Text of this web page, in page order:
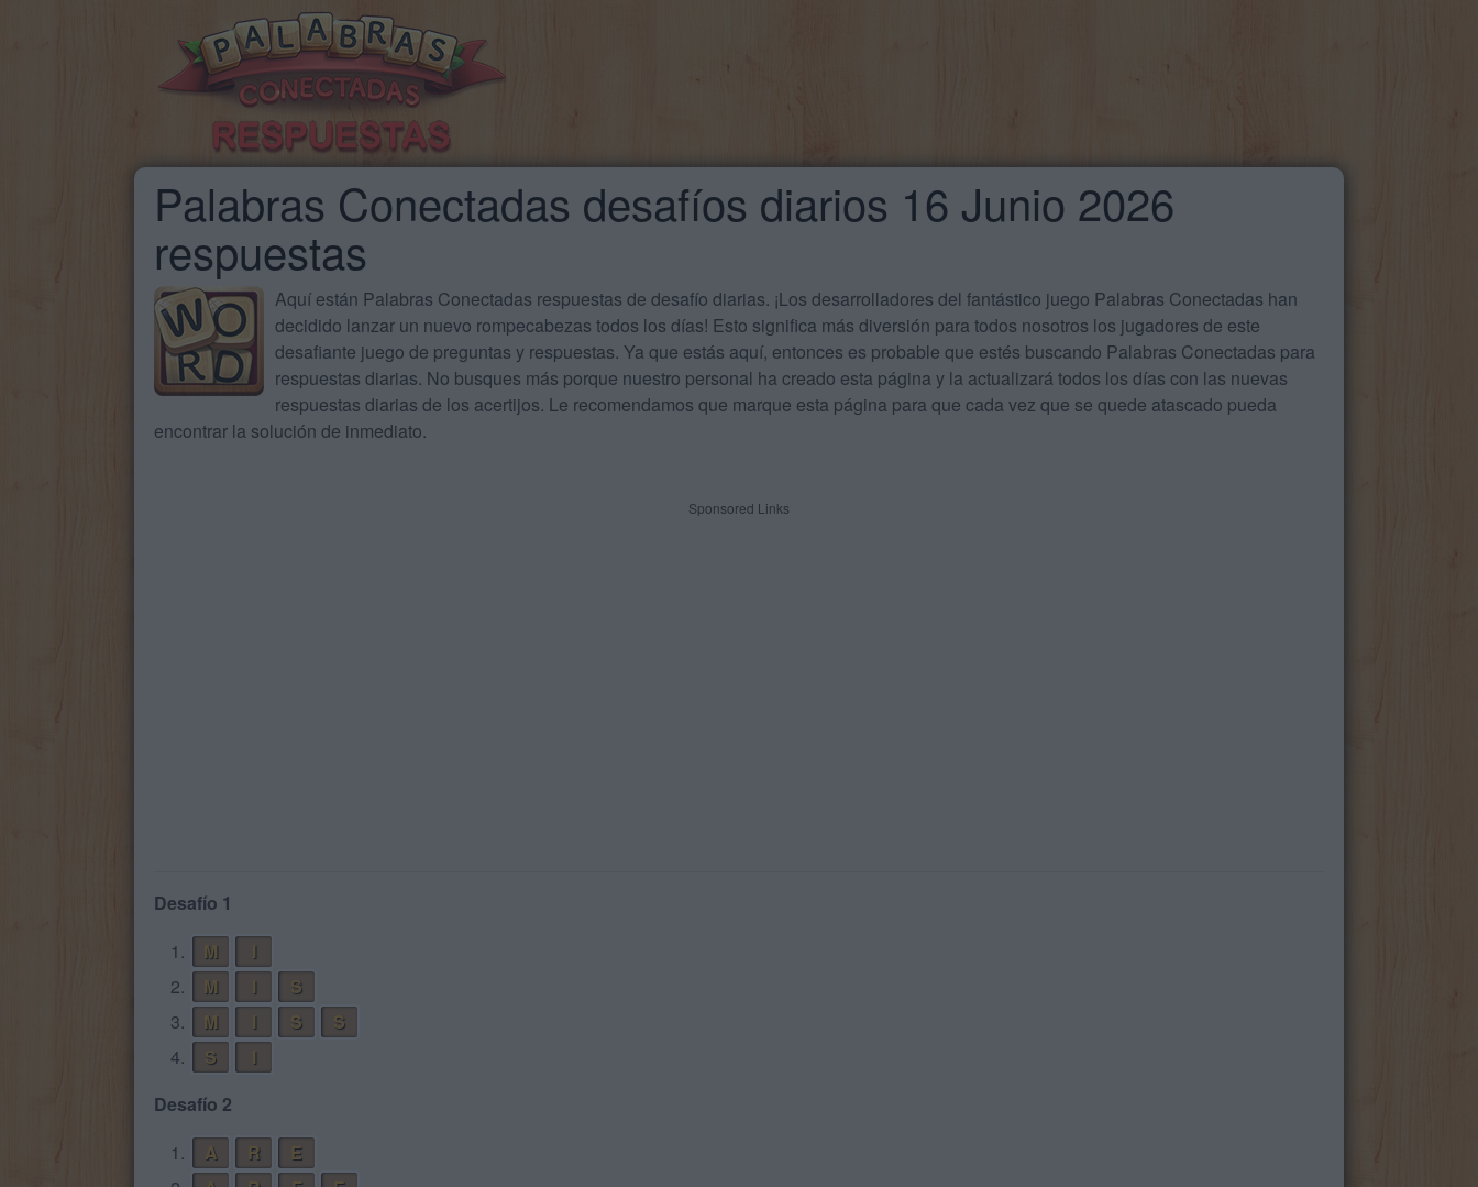
Palabras Conectadas desafíos diarios 16 Junio 2026
respuestas
Aquí están Palabras Conectadas respuestas de desafío diarias. ¡Los desarrolladores del fantástico juego Palabras Conectadas han
decidido lanzar un nuevo rompecabezas todos los días! Esto significa más diversión para todos nosotros los jugadores de este
desafiante juego de preguntas y respuestas. Ya que estás aquí, entonces es probable que estés buscando Palabras Conectadas para
respuestas diarias. No busques más porque nuestro personal ha creado esta página y la actualizará todos los días con las nuevas
respuestas diarias de los acertijos. Le recomendamos que marque esta página para que cada vez que se quede atascado pueda
encontrar la solución de inmediato.
Sponsored Links
Desafío 1
1.
M
2.
M
S
3.
M S
S
4.
S
Desafío 2
1.
A R
E